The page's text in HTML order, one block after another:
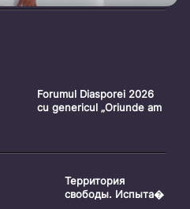
Forumul Diasporei 2026
cu genericul „Oriunde am
Территория
свободы. Испыта�